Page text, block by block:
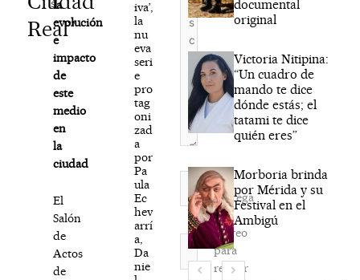
Real”
sla
evolución
e
impacto
de
este
medio
en
la
ciudad
El
Salón
de
Actos
de
iva’,
la
nu
eva
seri
e
pro
tag
oni
zad
a
por
Pa
ula
Ec
hev
arrí
a,
Da
nie
aquí...
Nombre*
Correo
electrónico*
Agréga
mi
correo
para
recibir
documental
original
Victoria Nitipina:
“Un cuadro de
mando te dice
dónde estás; el
tatami te dice
quién eres”
Morboria brinda
por Mérida y su
Festival en el
Ambigú